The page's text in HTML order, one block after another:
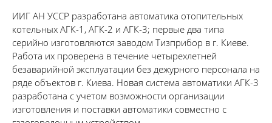
ИИГ АН УССР разработана автоматика отопительных
котельных АГК-1, АГК-2 и АГК-3; первые два типа
серийно изготовляются заводом Тизприбор в г. Киеве.
Работа их проверена в течение четырехлетней
безаварийной эксплуатации без дежурного персонала на
ряде объектов г. Киева. Новая система автоматики АГК-3
разработана с учетом возможности организации
изготовления и поставки автоматики совместно с